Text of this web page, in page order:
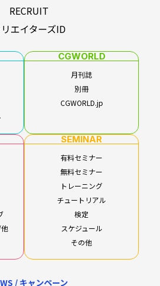
RECRUIT
エイターズID
CGWORLD
月刊誌
別冊
CGWORLD.jp
SEMINAR
有料セミナー
無料セミナー
トレーニング
チュートリアル
検定
スケジュール
その他
/ キャンペーン